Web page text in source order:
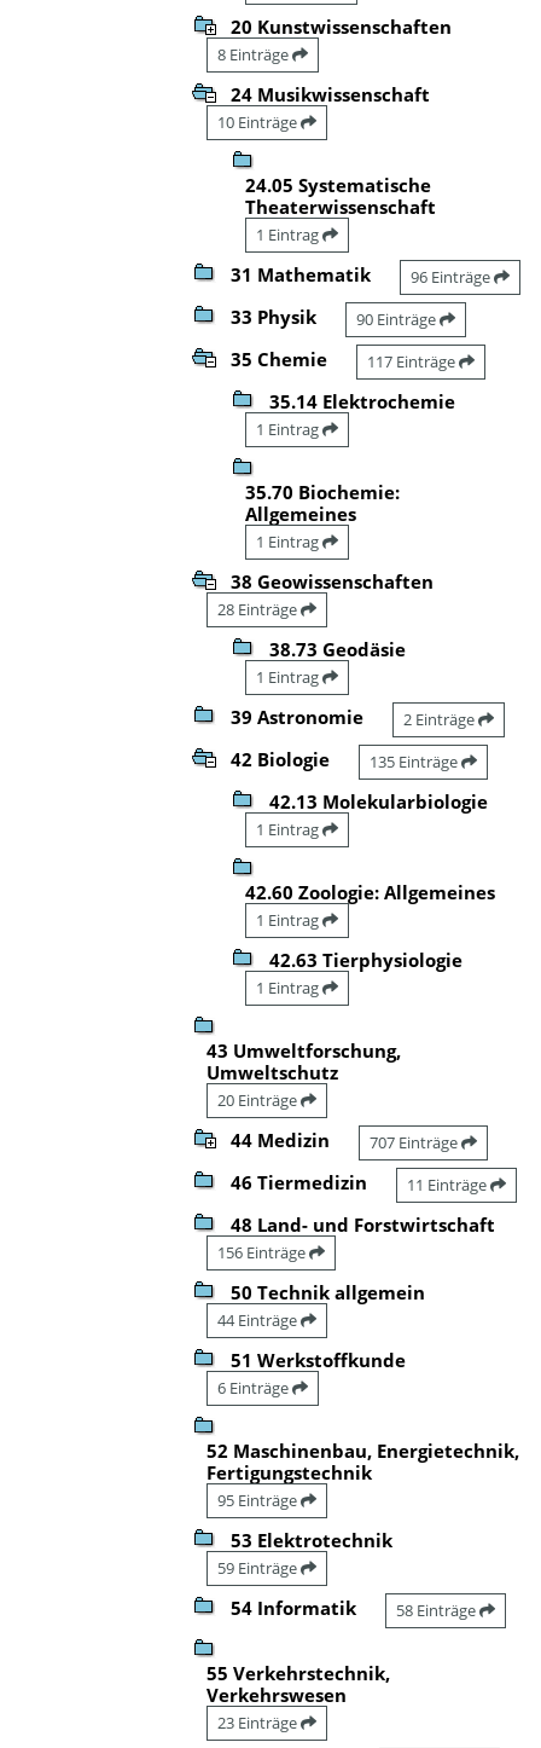
20 Kunstwissenschaften
8 Einträge
24 Musikwissenschaft
10 Einträge
24.05 Systematische
Theaterwissenschaft
1 Eintrag
31 Mathematik 96 Einträge
33 Physik 90 Einträge
35 Chemie 117 Einträge
35.14 Elektrochemie
1 Eintrag
35.70 Biochemie:
Allgemeines
1 Eintrag
38 Geowissenschaften
28 Einträge
38.73 Geodäsie
1 Eintrag
39 Astronomie 2 Einträge
42 Biologie 135 Einträge
42.13 Molekularbiologie
1 Eintrag
42.60 Zoologie: Allgemeines
1 Eintrag
42.63 Tierphysiologie
1 Eintrag
43 Umweltforschung,
Umweltschutz
20 Einträge
44 Medizin 707 Einträge
46 Tiermedizin 11 Einträge
48 Land- und Forstwirtschaft
156 Einträge
50 Technik allgemein
44 Einträge
51 Werkstoffkunde
6 Einträge
52 Maschinenbau, Energietechnik,
Fertigungstechnik
95 Einträge
53 Elektrotechnik
59 Einträge
54 Informatik 58 Einträge
55 Verkehrstechnik,
Verkehrswesen
23 Einträge